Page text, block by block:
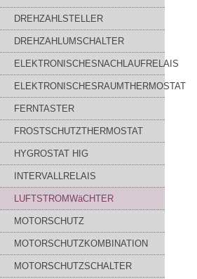
DREHZAHLSTELLER
DREHZAHLUMSCHALTER
ELEKTRONISCHESNACHLAUFRELAIS
ELEKTRONISCHESRAUMTHERMOSTAT
FERNTASTER
FROSTSCHUTZTHERMOSTAT
HYGROSTAT HIG
INTERVALLRELAIS
LUFTSTROMWäCHTER
MOTORSCHUTZ
MOTORSCHUTZKOMBINATION
MOTORSCHUTZSCHALTER